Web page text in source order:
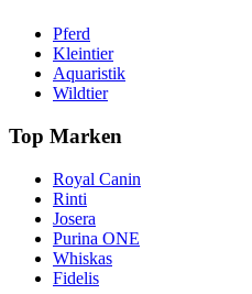
Pferd
Kleintier
Aquaristik
Wildtier
Top Marken
Royal Canin
Rinti
Josera
Purina ONE
Whiskas
Fidelis